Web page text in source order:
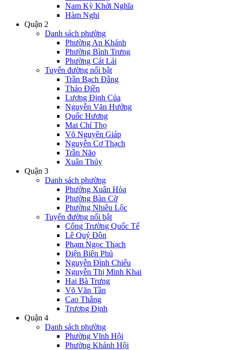
Nam Kỳ Khởi Nghĩa
Hàm Nghi
Quận 2
Danh sách phường
Phường An Khánh
Phường Bình Trưng
Phường Cát Lái
Tuyến đường nổi bật
Trần Bạch Đằng
Thảo Điền
Lương Định Của
Nguyễn Văn Hưởng
Quốc Hương
Mai Chí Thọ
Võ Nguyên Giáp
Nguyễn Cơ Thạch
Trần Não
Xuân Thủy
Quận 3
Danh sách phường
Phường Xuân Hòa
Phường Bàn Cờ
Phường Nhiêu Lộc
Tuyến đường nổi bật
Công Trường Quốc Tế
Lê Quý Đôn
Phạm Ngọc Thạch
Điện Biên Phủ
Nguyễn Đình Chiểu
Nguyễn Thị Minh Khai
Hai Bà Trưng
Võ Văn Tần
Cao Thắng
Trương Định
Quận 4
Danh sách phường
Phường Vĩnh Hội
Phường Khánh Hội